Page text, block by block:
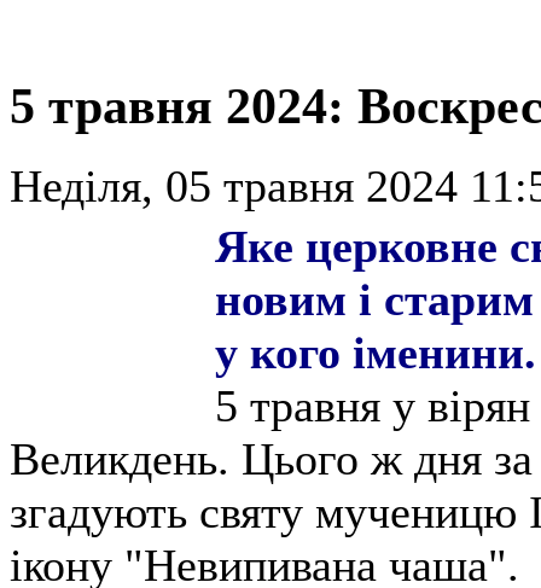
5 травня 2024:
Неділя, 05 травня 2024
Яке церковне
новим і
у кого іменини.
5 травня у
Великдень. Цього ж дня
згадують святу мученицю
ікону "Невипивана чаша".